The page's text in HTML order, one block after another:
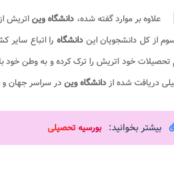
علاوه بر موارد گفته شده، دانشگاه ویناتریش
از کل دانشجویان این دانشگاهرا اتباع سایر
تحصیلات خود اتریش را ترک کرده و به وطن خود
دریافت شده ازدانشگاه ویندر سراسر جهان و
بیشتر بخوانید: بورسیه تحصیلی